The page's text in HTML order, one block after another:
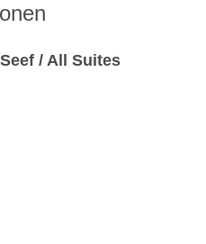
/ All Suites